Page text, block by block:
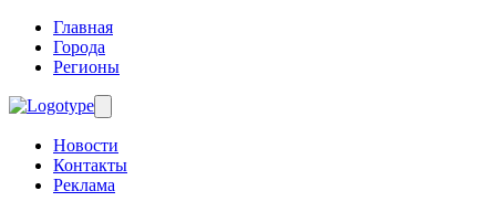
Главная
Города
Регионы
Новости
Контакты
Реклама